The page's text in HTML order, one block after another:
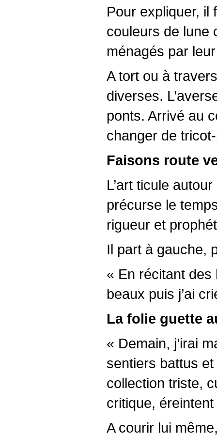
Pour expliquer, il
couleurs de lune
ménagés par
A tort ou à
diverses.
ponts. Arrivé au
changer de
Faisons route
L’art ticule
précurse le
rigueur et
Il part à gauche,
« En récitant
beaux puis j’ai
La folie guette
« Demain, j’irai
sentiers battus
collection triste,
critique,
A courir lui